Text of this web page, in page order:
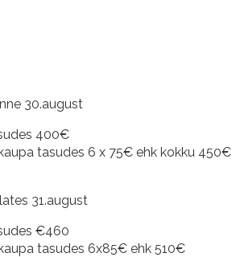
30.august
400€
tasudes 6 x 75€ ehk kokku 450€
31.august
€460
tasudes 6x85€ ehk 510€